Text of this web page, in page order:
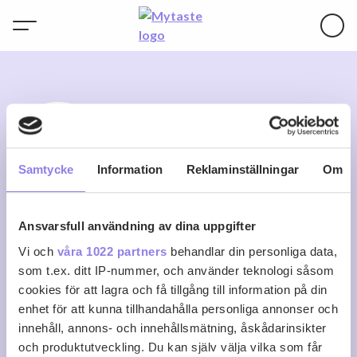
Samtycke Information Reklaminställningar Om
Ansvarsfull användning av dina uppgifter
Vi och våra 1022 partners behandlar din personliga data,
som t.ex. ditt IP-nummer, och använder teknologi såsom
cookies för att lagra och få tillgång till information på din
enhet för att kunna tillhandahålla personliga annonser och
innehåll, annons- och innehållsmätning, åskådarinsikter
och produktutveckling. Du kan själv välja vilka som får
J
jennyh-19
0
Recept
0
Följare
0
Följer
Följ
Logga in för att följa